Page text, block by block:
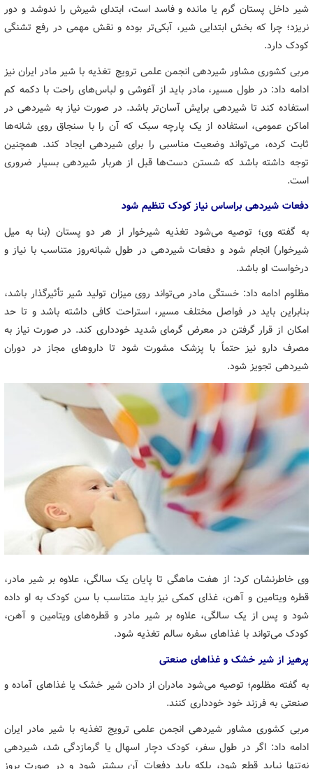
شیر داخل پستان گرم یا مانده و فاسد است، ابتدای شیرش را ندوشد و دور
نریزد؛ چرا که بخش ابتدایی شیر، آبکی‌تر بوده و نقش مهمی در رفع تشنگی
کودک دارد.
مربی کشوری مشاور شیردهی انجمن علمی ترویج تغذیه با شیر مادر ایران نیز
ادامه داد: در طول مسیر، مادر باید از آغوشی و لباس‌های راحت با دکمه کم
استفاده کند تا شیردهی برایش آسان‌تر باشد. در صورت نیاز به شیردهی در
اماکن عمومی، استفاده از یک پارچه سبک که آن را با سنجاق روی شانه‌ها
ثابت کرده، می‌تواند وضعیت مناسبی را برای شیردهی ایجاد کند. همچنین
توجه داشته باشد که شستن دست‌ها قبل از هربار شیردهی بسیار ضروری
است.
دفعات شیردهی براساس نیاز کودک تنظیم شود
به گفته وی؛ توصیه می‌شود تغذیه شیرخوار از هر دو پستان (بنا به میل
شیرخوار) انجام شود و دفعات شیردهی در طول شبانه‌روز متناسب با نیاز و
درخواست او باشد.
مظلوم ادامه داد: خستگی مادر می‌تواند روی میزان تولید شیر تأثیرگذار باشد،
بنابراین باید در فواصل مختلف مسیر، استراحت کافی داشته باشد و تا حد
امکان از قرار گرفتن در معرض گرمای شدید خودداری کند. در صورت نیاز به
مصرف دارو نیز حتماً با پزشک مشورت شود تا داروهای مجاز در دوران
شیردهی تجویز شود.
وی خاطرنشان کرد: از هفت ماهگی تا پایان یک سالگی، علاوه بر شیر مادر،
قطره ویتامین و آهن، غذای کمکی نیز باید متناسب با سن کودک به او داده
شود و پس از یک سالگی، علاوه بر شیر مادر و قطره‌های ویتامین و آهن،
کودک می‌تواند با غذاهای سفره سالم تغذیه شود.
پرهیز از شیر خشک و غذاهای صنعتی
به گفته مظلوم؛ توصیه می‌شود مادران از دادن شیر خشک یا غذاهای آماده و
صنعتی به فرزند خود خودداری کنند.
مربی کشوری مشاور شیردهی انجمن علمی ترویج تغذیه با شیر مادر ایران
ادامه داد: اگر در طول سفر، کودک دچار اسهال یا گرمازدگی شد، شیردهی
نه‌تنها نباید قطع شود، بلکه باید دفعات آن بیشتر شود و در صورت بروز